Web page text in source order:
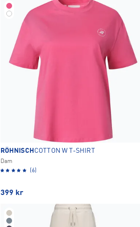
RÖHNISCH COTTON W T-SHIRT
Dam
(6)
399 kr